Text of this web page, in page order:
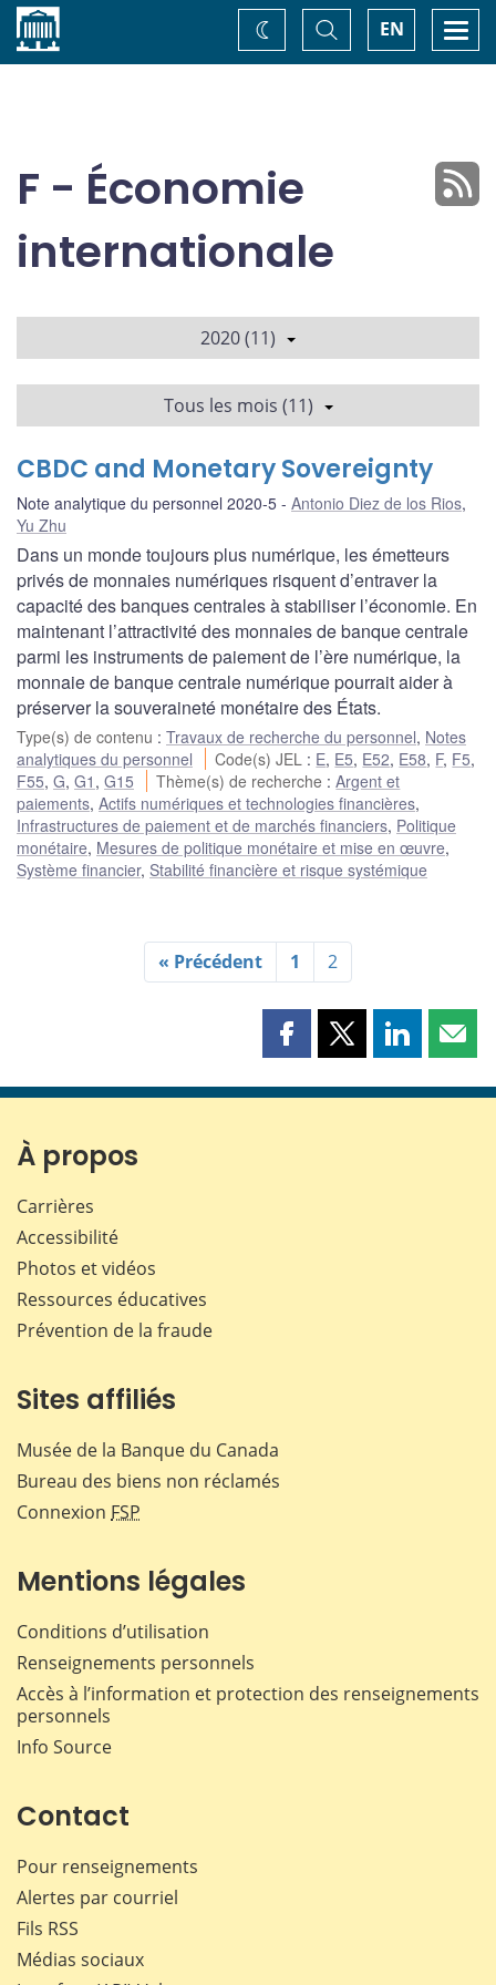
Accueil EN
Basculer
la
recherche
Changez
de
F - Économie
internationale
2020 (11)
Tous les mois (11)
CBDC and Monetary Sovereignty
Note analytique du personnel 2020-5 Antonio Diez de los Rios,
Yu Zhu
Dans un monde toujours plus numérique, les émetteurs
privés de monnaies numériques risquent d’entraver la
capacité des banques centrales à stabiliser l’économie. En
maintenant l’attractivité des monnaies de banque centrale
parmi les instruments de paiement de l’ère numérique, la
monnaie de banque centrale numérique pourrait aider à
préserver la souveraineté monétaire des États.
Type(s) de contenu : Travaux de recherche du personnel, Notes
analytiques du personnel
Code(s) JEL : E, E5, E52, E58, F, F5,
F55, G, G1 , G15 Thème(s) de recherche :Argent et
paiements, Actifs numériques et technologies financières,
Infrastructures de paiement et de marchés financiers, Politique
monétaire, Mesures de politique monétaire et mise en œuvre,
Système financier, Stabilité financière et risque systémique
« Précédent 1 2
Partager
page
Partager
page
Partager
page page
À propos
Carrières
Accessibilité
Photos et vidéos
Ressources éducatives
Prévention de la fraude
Sites affiliés
Musée de la Banque du Canada
Bureau des biens non réclamés
Connexion FSP
Mentions légales
Conditions d’utilisation
Renseignements personnels
Accès à l’information et protection des renseignements
personnels
Info Source
Contact
Pour renseignements
Alertes par courriel
Fils RSS
Médias sociaux